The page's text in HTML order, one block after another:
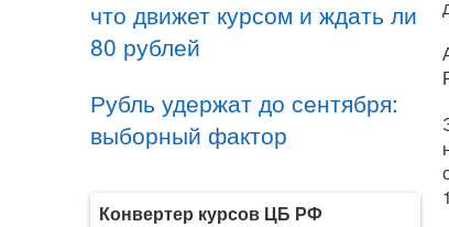
что движет курсом и ждать ли
80 рублей
Рубль удержат до сентября:
выборный фактор
Конвертер курсов ЦБ РФ